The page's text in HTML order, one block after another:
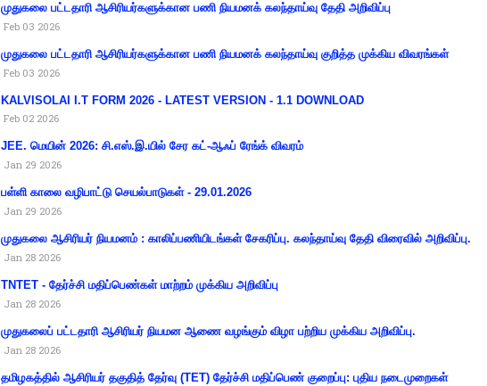
முதுகலை பட்டதாரி ஆசிரியர்களுக்கான பணி நியமனக் கலந்தாய்வு தேதி அறிவிப்பு
Feb 03 2026
முதுகலை பட்டதாரி ஆசிரியர்களுக்கான பணி நியமனக் கலந்தாய்வு குறித்த முக்கிய விவரங்கள்
Feb 03 2026
KALVISOLAI I.T FORM 2026 - LATEST VERSION - 1.1 DOWNLOAD
Feb 02 2026
JEE. மெயின் 2026: சி.எஸ்.இ.யில் சேர கட்-ஆஃப் ரேங்க் விவரம்
Jan 29 2026
பள்ளி காலை வழிபாட்டு செயல்பாடுகள் - 29.01.2026
Jan 29 2026
முதுகலை ஆசிரியர் நியமனம் : காலிப்பணியிடங்கள் சேகரிப்பு. கலந்தாய்வு தேதி விரைவில் அறிவிப்பு.
Jan 28 2026
TNTET - தேர்ச்சி மதிப்பெண்கள் மாற்றம் முக்கிய அறிவிப்பு
Jan 28 2026
முதுகலைப் பட்டதாரி ஆசிரியர் நியமன ஆணை வழங்கும் விழா பற்றிய முக்கிய அறிவிப்பு.
Jan 28 2026
தமிழகத்தில் ஆசிரியர் தகுதித் தேர்வு (TET) தேர்ச்சி மதிப்பெண் குறைப்பு: புதிய நடைமுறைகள்